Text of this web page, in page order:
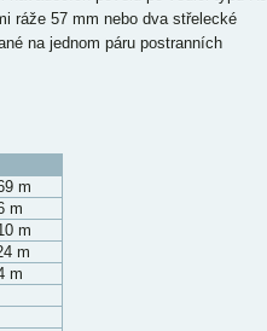
ráže 57 mm nebo dva střelecké
na jednom páru postranních
m
m
m
m
m